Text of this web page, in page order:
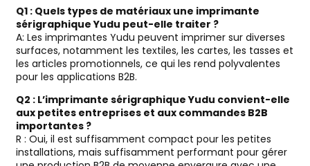
Q1 : Quels types de matériaux une imprimante
sérigraphique Yudu peut-elle traiter ?
A: Les imprimantes Yudu peuvent imprimer sur diverses
surfaces, notamment les textiles, les cartes, les tasses et
les articles promotionnels, ce qui les rend polyvalentes
pour les applications B2B.
Q2 : L’imprimante sérigraphique Yudu convient-elle
aux petites entreprises et aux commandes B2B
importantes ?
R : Oui, il est suffisamment compact pour les petites
installations, mais suffisamment performant pour gérer